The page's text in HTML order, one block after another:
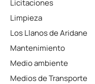
Licitaciones
Limpieza
Los Llanos de Aridane
Mantenimiento
Medio ambiente
Medios de Transporte